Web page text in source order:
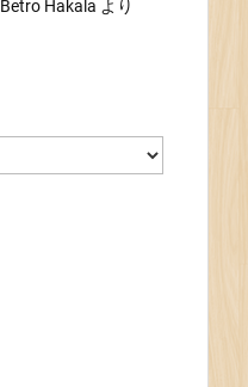
Betro Hakala より